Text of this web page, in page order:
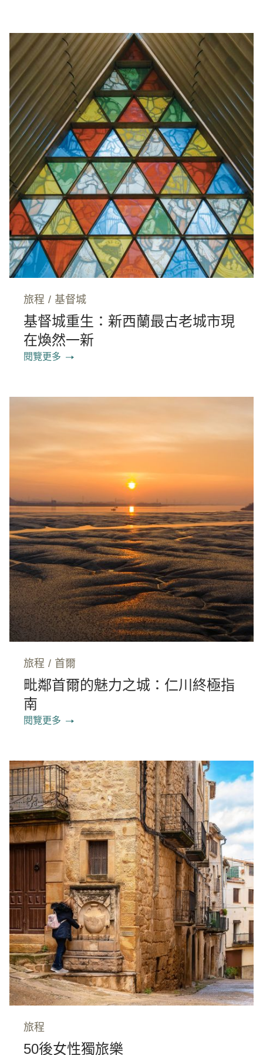
旅程 / 基督城
基督城重生：新西蘭最古老城市現
在煥然一新
閱覽更多
旅程 / 首爾
毗鄰首爾的魅力之城：仁川終極指
南
閱覽更多
旅程
50後女性獨旅樂